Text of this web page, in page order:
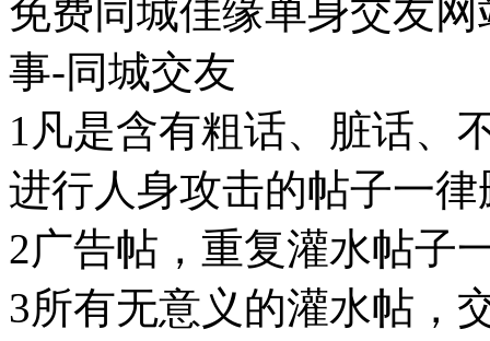
免费同城佳缘单身交友
事-同城交友
1凡是含有粗话、脏话、
进行人身攻击的帖子一
2广告帖，重复灌水帖子
3所有无意义的灌水帖，